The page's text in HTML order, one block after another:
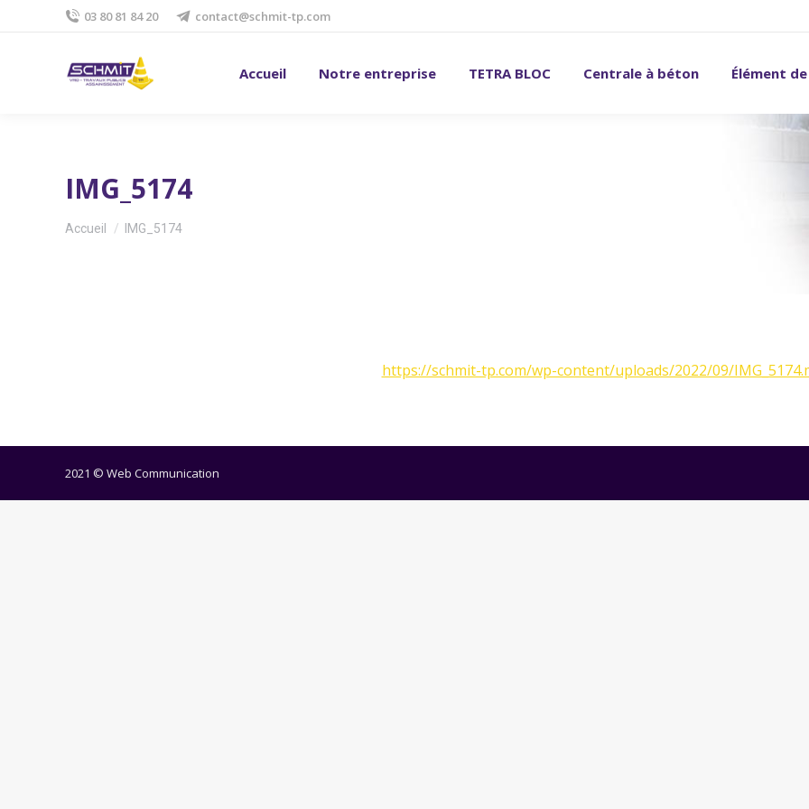
03 80 81 84 20 contact@schmit-tp.com
Accueil Notre entreprise TETRA BLOC Centrale à béton Élément
IMG_5174
Vous êtes ici :
Accueil IMG_5174
https://schmit-tp.com/wp-content/uploads/2022/09/
2021 © Web Communication